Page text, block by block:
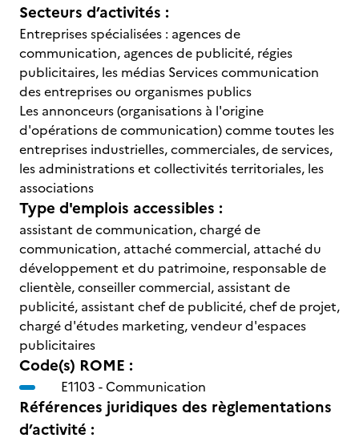
Secteurs d’activités :
Entreprises spécialisées : agences de
communication, agences de publicité, régies
publicitaires, les médias Services communication
des entreprises ou organismes publics
Les annonceurs (organisations à l'origine
d'opérations de communication) comme toutes les
entreprises industrielles, commerciales, de services,
les administrations et collectivités territoriales, les
associations
Type d'emplois accessibles :
assistant de communication, chargé de
communication, attaché commercial, attaché du
développement et du patrimoine, responsable de
clientèle, conseiller commercial, assistant de
publicité, assistant chef de publicité, chef de projet,
chargé d'études marketing, vendeur d'espaces
publicitaires
Code(s) ROME :
E1103 -Communication
Références juridiques des règlementations
d’activité :